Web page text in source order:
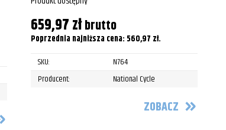
2002
2003
659,97złbrutto
Poprzednia najniższa cena: 560,97 zł.
SKU:
N764
Producent:
National Cycle
ZOBACZ